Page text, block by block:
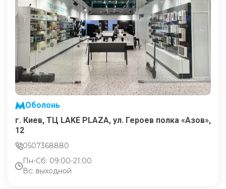
Оболонь
г. Киев, ТЦ LAKE PLAZA, ул. Героев полка «Азов»,
12
0507368880
Пн-Сб: 09:00-21:00
Вс: выходной